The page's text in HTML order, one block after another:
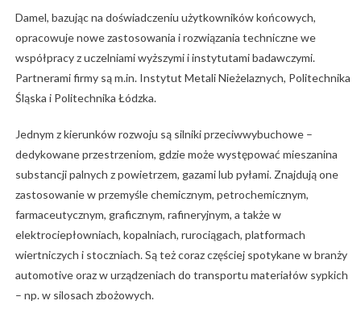
Damel, bazując na doświadczeniu użytkowników końcowych,
opracowuje nowe zastosowania i rozwiązania techniczne we
współpracy z uczelniami wyższymi i instytutami badawczymi.
Partnerami firmy są m.in. Instytut Metali Nieżelaznych, Politechnika
Śląska i Politechnika Łódzka.
Jednym z kierunków rozwoju są silniki przeciwwybuchowe –
dedykowane przestrzeniom, gdzie może występować mieszanina
substancji palnych z powietrzem, gazami lub pyłami. Znajdują one
zastosowanie w przemyśle chemicznym, petrochemicznym,
farmaceutycznym, graficznym, rafineryjnym, a także w
elektrociepłowniach, kopalniach, rurociągach, platformach
wiertniczych i stoczniach. Są też coraz częściej spotykane w branży
automotive oraz w urządzeniach do transportu materiałów sypkich
– np. w silosach zbożowych.